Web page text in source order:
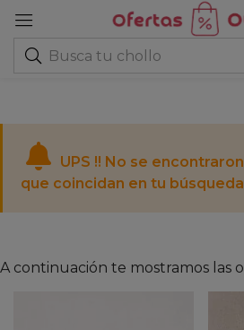
UPS !! No se
que coincidan en tu
A continuación te mostramos las